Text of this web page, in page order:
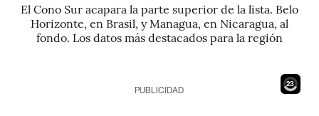
El Cono Sur acapara la parte superior de la lista. Belo
Horizonte, en Brasil, y Managua, en Nicaragua, al
fondo. Los datos más destacados para la región
21
PUBLICIDAD